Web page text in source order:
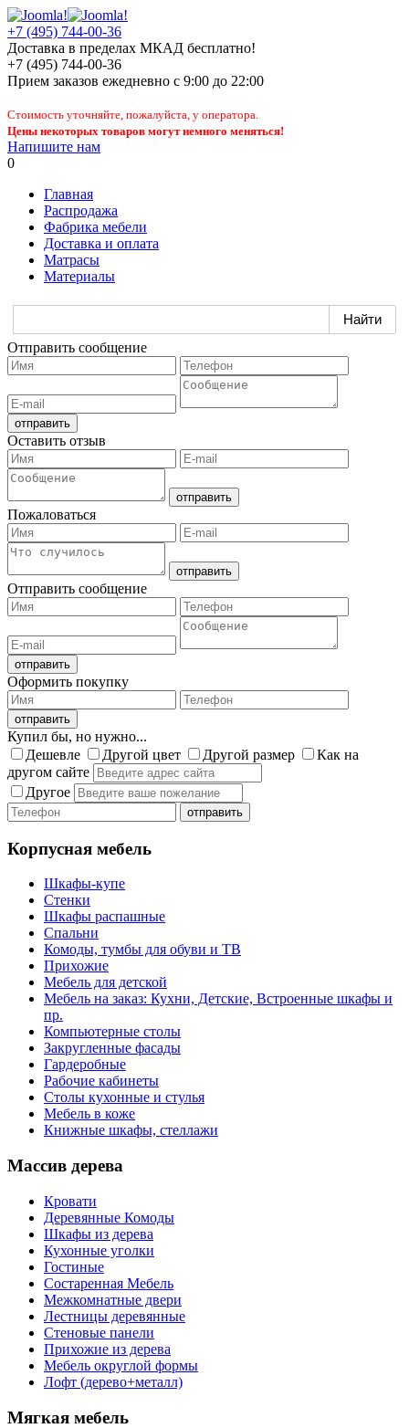
+7 (495) 744-00-36
Доставка в пределах МКАД бесплатно!
+7 (495) 744-00-36
Прием заказов ежедневно с 9:00 до 22:00
Стоимость уточняйте, пожалуйста, у оператора.
Цены некоторых товаров могут немного меняться!
Напишите нам
0
Главная
Распродажа
Фабрика мебели
Доставка и оплата
Матрасы
Материалы
Отправить сообщение
Оставить отзыв
Пожаловаться
Отправить сообщение
Оформить покупку
Купил бы, но нужно...
Дешевле
Другой цвет Другой размер
Как на
другом сайте
Другое
Корпусная мебель
Шкафы-купе
Стенки
Шкафы распашные
Спальни
Комоды, тумбы для обуви и ТВ
Прихожие
Мебель для детской
Мебель на заказ: Кухни, Детские, Встроенные шкафы и
пр.
Компьютерные столы
Закругленные фасады
Гардеробные
Рабочие кабинеты
Столы кухонные и стулья
Мебель в коже
Книжные шкафы, стеллажи
Массив дерева
Кровати
Деревянные Комоды
Шкафы из дерева
Кухонные уголки
Гостиные
Состаренная Мебель
Межкомнатные двери
Лестницы деревянные
Стеновые панели
Прихожие из дерева
Мебель округлой формы
Лофт (дерево+металл)
Мягкая мебель